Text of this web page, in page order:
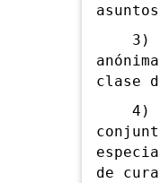
3)
clase
4)
de